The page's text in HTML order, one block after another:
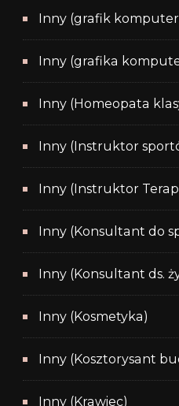
Inny (grafik
Inny (grafika
Inny (Homeopata
Inny (Instruktor
Inny (Instruktor
Inny (Konsultant do
Inny (Konsultant ds.
Inny (Kosmetyka)
Inny (Kosztorysant
Inny (Krawiec)